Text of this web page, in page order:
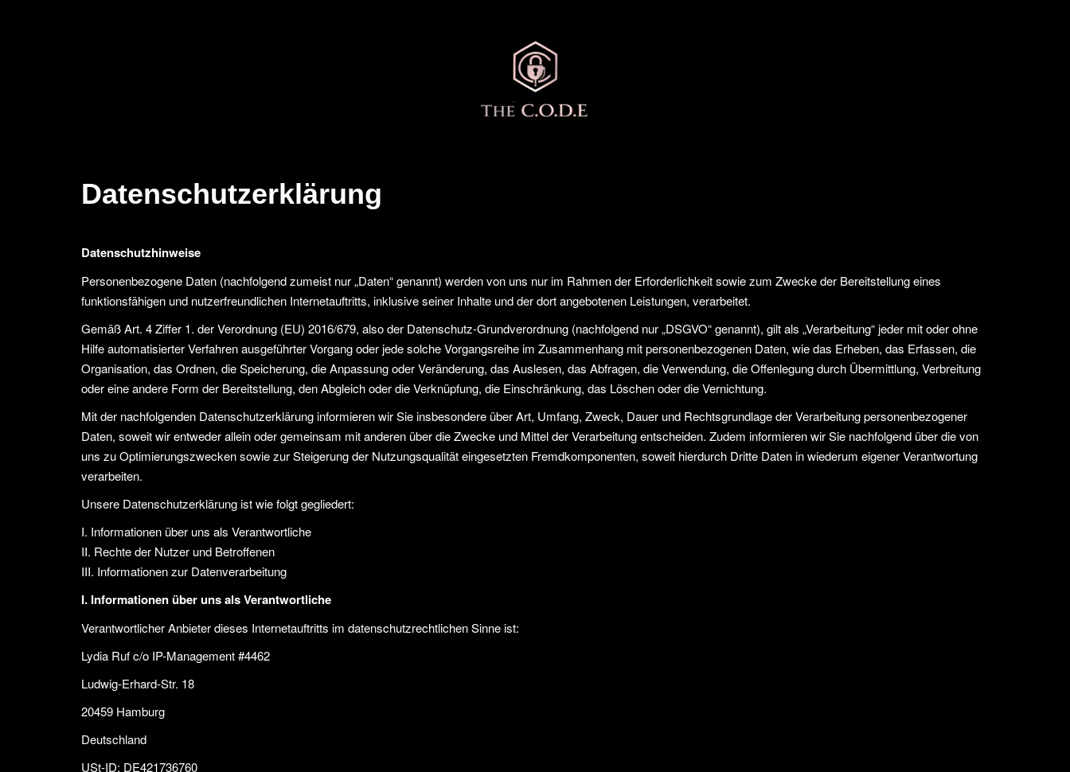
Datenschutzerklärung
Datenschutzhinweise
Personenbezogene Daten (nachfolgend zumeist nur „Daten“ genannt) werden von uns nur im Rahmen der Erforderlichkeit sowie zum Zwecke der Bereitstellung eines
funktionsfähigen und nutzerfreundlichen Internetauftritts, inklusive seiner Inhalte und der dort angebotenen Leistungen, verarbeitet.
Gemäß Art. 4 Ziffer 1. der Verordnung (EU) 2016/679, also der Datenschutz-Grundverordnung (nachfolgend nur „DSGVO“ genannt), gilt als „Verarbeitung“ jeder mit oder ohne
Hilfe automatisierter Verfahren ausgeführter Vorgang oder jede solche Vorgangsreihe im Zusammenhang mit personenbezogenen Daten, wie das Erheben, das Erfassen, die
Organisation, das Ordnen, die Speicherung, die Anpassung oder Veränderung, das Auslesen, das Abfragen, die Verwendung, die Offenlegung durch Übermittlung, Verbreitung
oder eine andere Form der Bereitstellung, den Abgleich oder die Verknüpfung, die Einschränkung, das Löschen oder die Vernichtung.
Mit der nachfolgenden Datenschutzerklärung informieren wir Sie insbesondere über Art, Umfang, Zweck, Dauer und Rechtsgrundlage der Verarbeitung personenbezogener
Daten, soweit wir entweder allein oder gemeinsam mit anderen über die Zwecke und Mittel der Verarbeitung entscheiden. Zudem informieren wir Sie nachfolgend über die von
uns zu Optimierungszwecken sowie zur Steigerung der Nutzungsqualität eingesetzten Fremdkomponenten, soweit hierdurch Dritte Daten in wiederum eigener Verantwortung
verarbeiten.
Unsere Datenschutzerklärung ist wie folgt gegliedert:
I. Informationen über uns als Verantwortliche
II. Rechte der Nutzer und Betroffenen
III. Informationen zur Datenverarbeitung
I. Informationen über uns als Verantwortliche
Verantwortlicher Anbieter dieses Internetauftritts im datenschutzrechtlichen Sinne ist:
Lydia Ruf c/o IP-Management #4462
Ludwig-Erhard-Str. 18
20459 Hamburg
Deutschland
USt-ID: DE421736760